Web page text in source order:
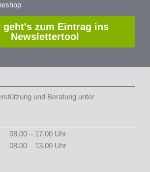
geht's zum Eintrag ins
Newslettertool
und Beratung unter
08.00 – 17.00 Uhr
08.00 – 13.00 Uhr